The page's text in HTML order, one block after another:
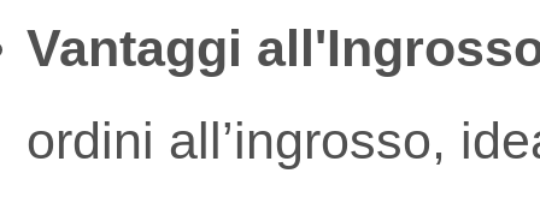
Vantaggi
ordini all’ingrosso,